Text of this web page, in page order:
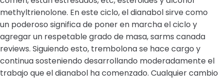
methyltrienolone. En este ciclo, el dianabol sirve como
un poderoso significa de poner en marcha el ciclo y
agregar un respetable grado de masa, sarms canada
reviews. Siguiendo esto, trembolona se hace cargo y
continua sosteniendo desarrollando moderadamente el
trabajo que el dianabol ha comenzado. Cualquier cambio